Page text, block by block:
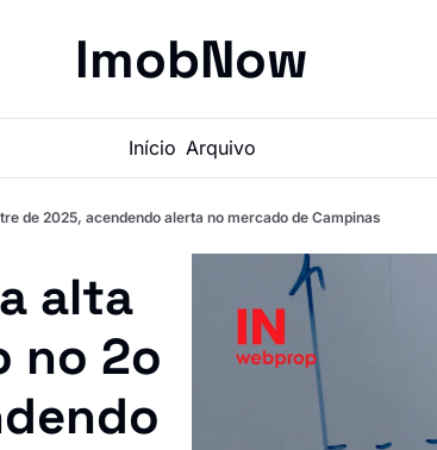
ImobNow
Início Arquivo
de 2025, acendendo alerta no mercado de Campinas
alta
no 2o